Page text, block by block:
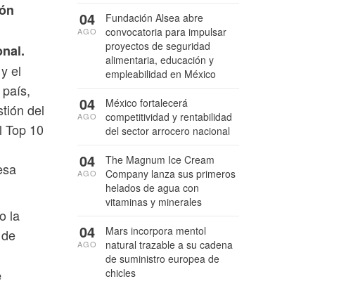
el
del
10
la
Fundación Alsea abre
convocatoria para impulsar
proyectos de seguridad
alimentaria, educación y
empleabilidad en México
04
AGO
México fortalecerá
competitividad y rentabilidad
del sector arrocero nacional
04
AGO
The Magnum Ice Cream
Company lanza sus primeros
helados de agua con
vitaminas y minerales
04
AGO
Mars incorpora mentol
natural trazable a su cadena
de suministro europea de
chicles
04
AGO